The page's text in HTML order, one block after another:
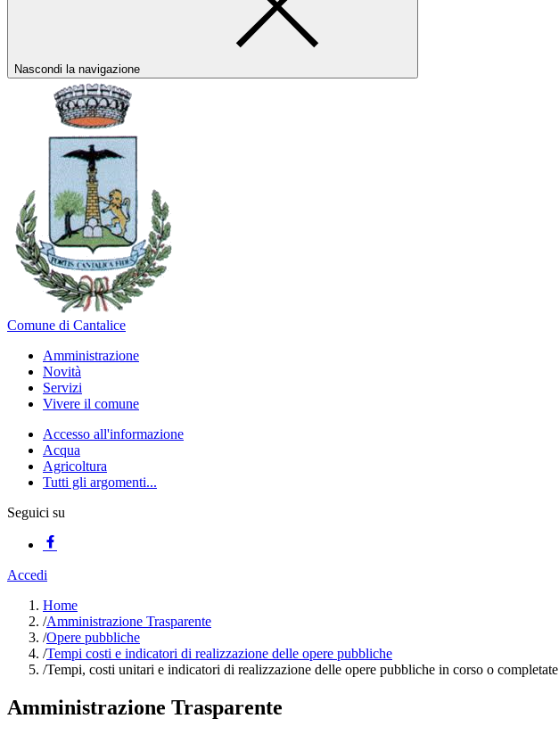
Nascondi la navigazione
Comune di Cantalice
Amministrazione
Novità
Servizi
Vivere il comune
Accesso all'informazione
Acqua
Agricoltura
Tutti gli argomenti...
Seguici su
Accedi
Home
/Amministrazione Trasparente
/Opere pubbliche
/Tempi costi e indicatori di realizzazione delle opere pubbliche
/Tempi, costi unitari e indicatori di realizzazione delle opere pubbliche in corso o completate
Amministrazione Trasparente